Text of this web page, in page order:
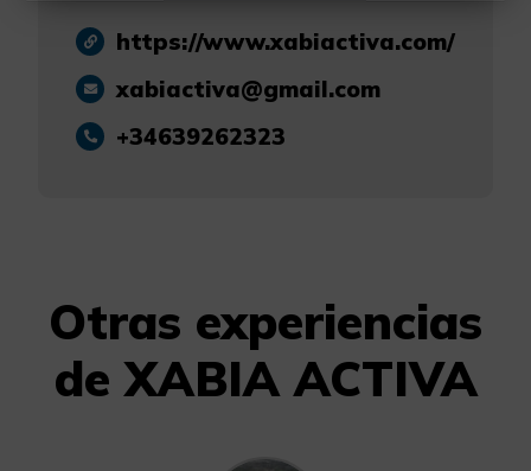
https://www.xabiactiva.com/
xabiactiva@gmail.com
+34639262323
Otras experiencias
de XABIA ACTIVA
Más información